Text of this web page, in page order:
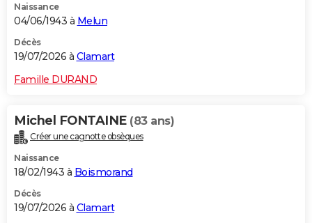
Naissance
04/06/1943 à Melun
Décès
19/07/2026 à Clamart
Famille DURAND
Michel FONTAINE (83 ans)
Créer une cagnotte obsèques
Naissance
18/02/1943 à Boismorand
Décès
19/07/2026 à Clamart